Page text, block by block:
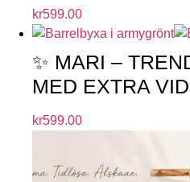
kr599.00
✨ MARI –
MED EXTRA
kr599.00